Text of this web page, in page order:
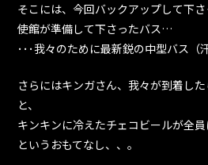
そこには、今回バックアップして下
使館が準備して下さったバス…
･･･我々のために最新鋭の中型バス（
さらにはキンガさん、我々が到着し
と、
キンキンに冷えたチェコビールが全
というおもてなし、、。